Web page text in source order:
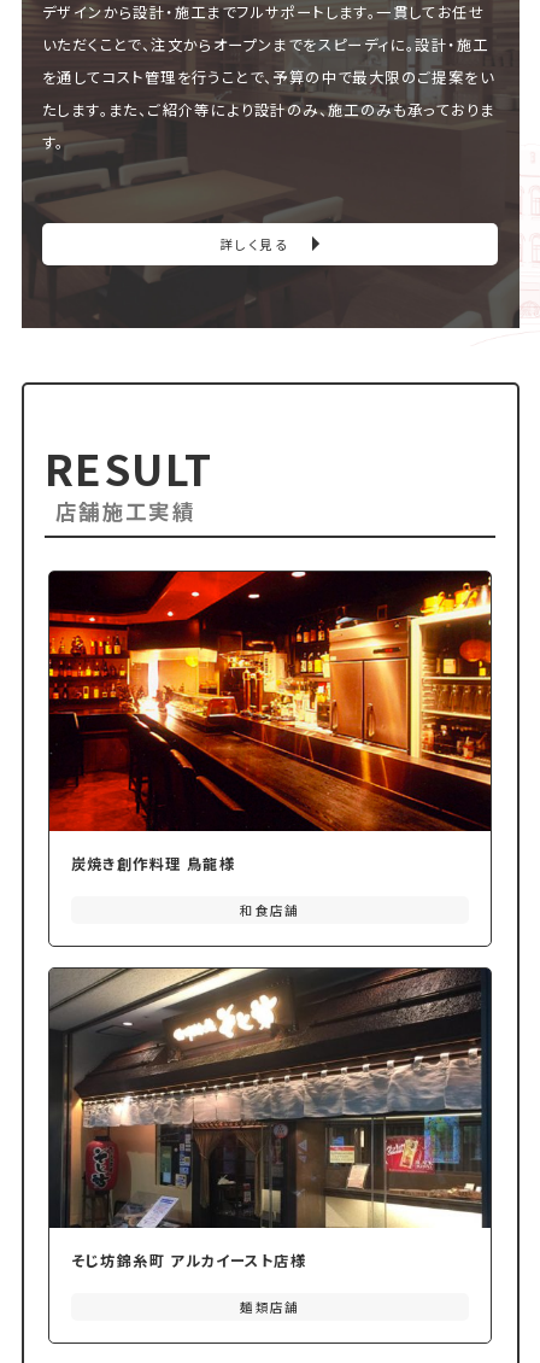
デザインから設計・施工までフルサポートします。一貫してお任せ
いただくことで、注文からオープンまでをスピーディに。設計・施工
を通してコスト管理を行うことで、予算の中で最大限のご提案をい
たします。また、ご紹介等により設計のみ、施工のみも承っておりま
す。
詳しく見る
RESULT
店舗施工実績
炭焼き創作料理 鳥龍様
和食店舗
そじ坊錦糸町 アルカイースト店様
麺類店舗